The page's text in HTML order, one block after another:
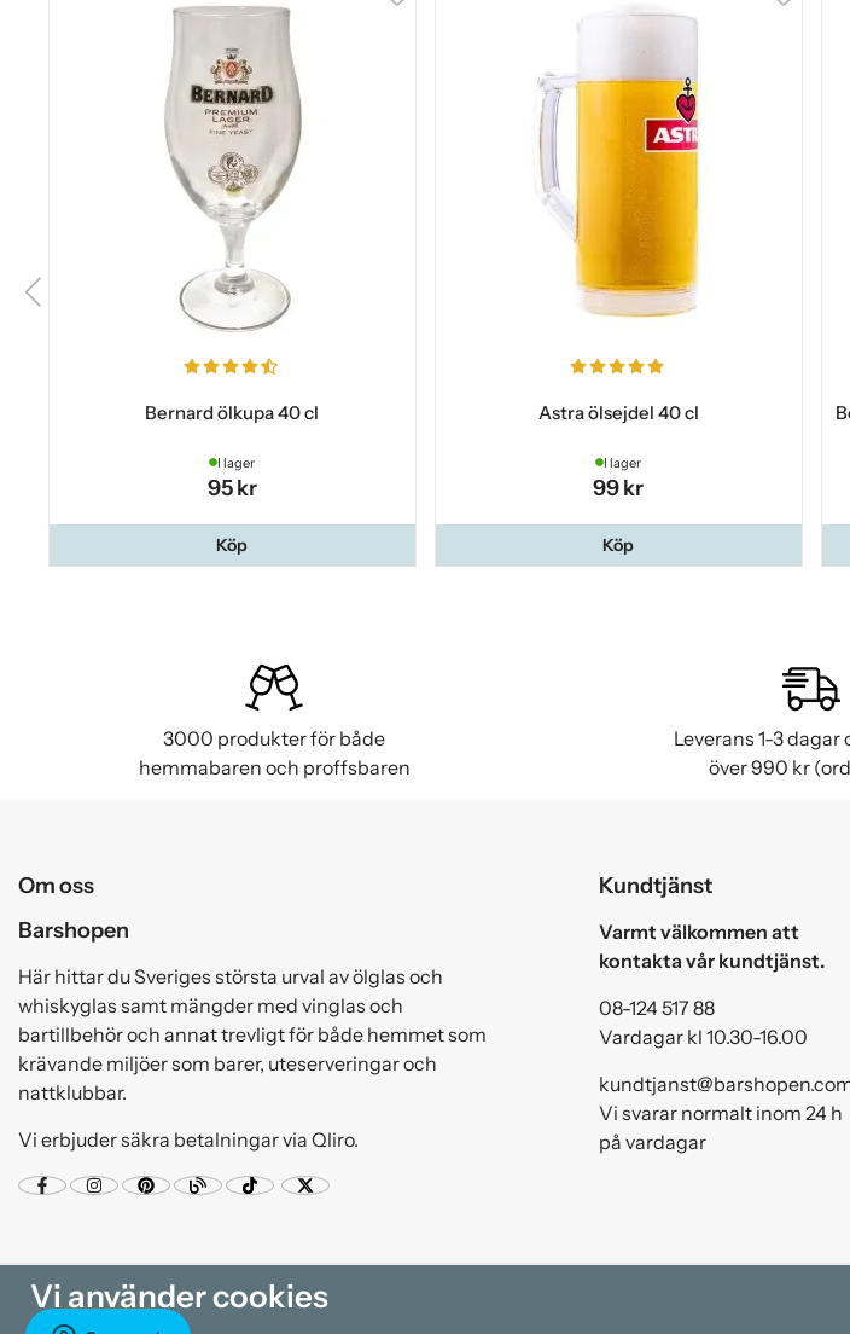
Ett
Se recensioner
Bernard ölkupa 40 cl
I lager
95 kr
Köp
Astra ölsejdel 40 cl
I lager
99 kr
Köp
3000 produkter för både
hemmabaren och proffsbaren
Leverans 1-3
över 990 kr
Om oss
Barshopen
Här hittar du Sveriges största urval av ölglas och
whiskyglas samt mängder med vinglas och
bartillbehör och annat trevligt för både hemmet som
krävande miljöer som barer, uteserveringar och
nattklubbar.
Vi erbjuder säkra betalningar via Qliro.
Kundtjänst
Varmt välkommen att
kontakta vår kundtjänst.
08-124 517 88
Vardagar kl 10.30-16.00
Vi svarar normalt inom 24 h
på vardagar
Vi använder cookies